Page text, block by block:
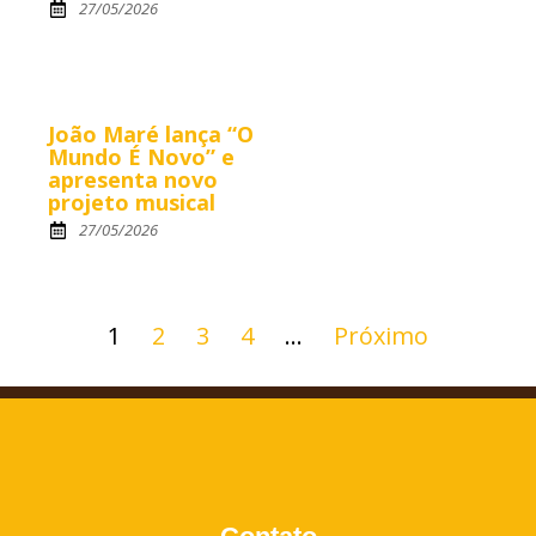
27/05/2026
João Maré lança “O
Mundo É Novo” e
apresenta novo
projeto musical
27/05/2026
1 2 3 4 … Próximo